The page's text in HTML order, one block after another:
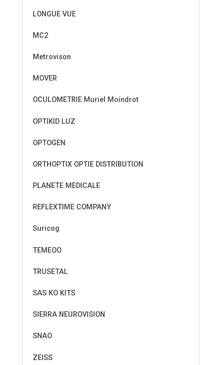
LONGUE VUE
MC2
Metrovison
MOVER
OCULOMETRIE Muriel Moindrot
OPTIKID LUZ
OPTOGEN
ORTHOPTIX OPTIE DISTRIBUTION
PLANETE MEDICALE
REFLEXTIME COMPANY
Suricog
TEMEOO
TRUSETAL
SAS KO KITS
SIERRA NEUROVISION
SNAO
ZEISS